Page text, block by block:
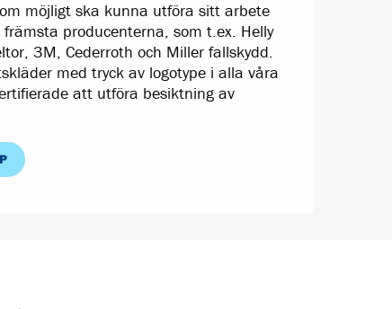
möjligt ska kunna utföra sitt arbete
producenterna, som t.ex. Helly
3M, Cederroth och Miller fallskydd.
med tryck av logotype i alla våra
att utföra besiktning av